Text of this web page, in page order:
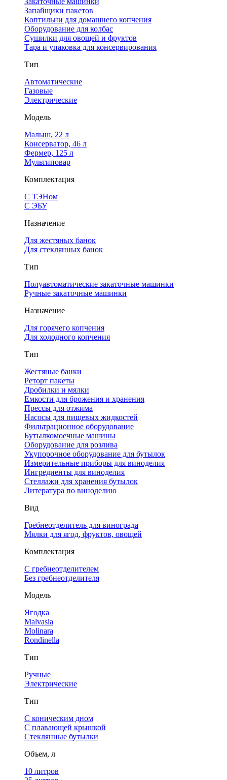
Запайщики пакетов
Коптильни для домашнего копчения
Оборудование для колбас
Сушилки для овощей и фруктов
Тара и упаковка для консервирования
Тип
Автоматические
Газовые
Электрические
Модель
Малыш, 22 л
Консерватор, 46 л
Фермер, 125 л
Мультиповар
Комплектация
С ТЭНом
С ЭБУ
Назначение
Для жестяных банок
Для стеклянных банок
Тип
Полуавтоматические закаточные машинки
Ручные закаточные машинки
Назначение
Для горячего копчения
Для холодного копчения
Тип
Жестяные банки
Реторт пакеты
Дробилки и мялки
Емкости для брожения и хранения
Прессы для отжима
Насосы для пищевых жидкостей
Фильтрационное оборудование
Бутылкомоечные машины
Оборудование для розлива
Укупорочное оборудование для бутылок
Измерительные приборы для виноделия
Ингредиенты для виноделия
Стеллажи для хранения бутылок
Литература по виноделию
Вид
Гребнеотделитель для винограда
Мялки для ягод, фруктов, овощей
Комплектация
С гребнеотделителем
Без гребнеотделителя
Модель
Ягодка
Malvasia
Molinara
Rondinella
Тип
Ручные
Электрические
Тип
С коническим дном
С плавающей крышкой
Стеклянные бутылки
Объем, л
10 литров